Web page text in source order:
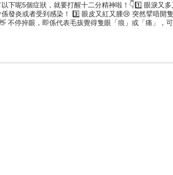
呢5個症狀，就要打醒十二分精神啦！👇1️⃣ 眼淚又
發炎或者受到感染！ 3️⃣ 眼皮又紅又腫😢 突然擘唔開
停捽眼，即係代表毛孩覺得隻眼「痕」或「痛」，
。🌟【隨手清潔眼垢】分泌物多易滋生細菌！ ✨意大
本洗眼液 100ml✨ 含甘菊精華，將少量乳液滴係紗
心得？留言一齊交流下！ - 💫樂高寵物，一直陪伴